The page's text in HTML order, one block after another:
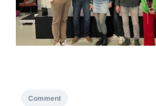
Comment